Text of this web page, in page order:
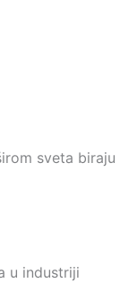
sveta biraju
u industriji